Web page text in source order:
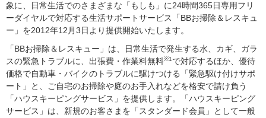
象に、日常生活でのさまざまな「もしも」に24時間365日専用フリ
ーダイヤルで対応する生活サポートサービス「BBお掃除＆レスキュ
ー」を2012年12月3日より提供開始いたします。
「BBお掃除＆レスキュー」は、日常生活で発生する水、カギ、ガラ
スの緊急トラブルに、出張費・作業料無料※1 で対応するほか、優待
価格で自動車・バイクのトラブルに駆けつける「緊急駆け付けサポ
ート」と、ご自宅のお掃除や庭のお手入れなどを格安で請け負う
「ハウスキーピングサービス」を提供します。「ハウスキーピング
サービス」は、新規のお客さまを「スタンダード会員」として一般